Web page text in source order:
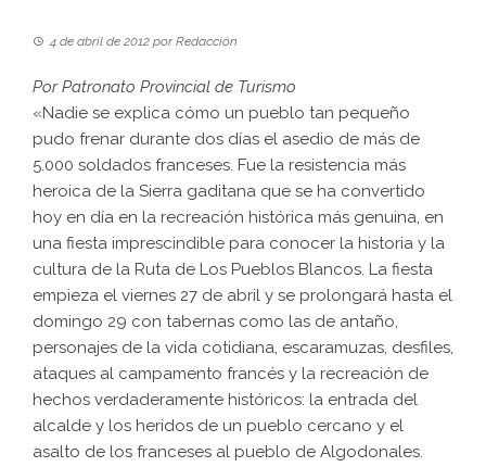
4 de abril de 2012 porRedacción
Por Patronato Provincial de Turismo
«Nadie se explica cómo un pueblo tan pequeño
pudo frenar durante dos días el asedio de más de
5.000 soldados franceses. Fue la resistencia más
heroica de la Sierra gaditana que se ha convertido
hoy en día en la recreación histórica más genuina, en
una fiesta imprescindible para conocer la historia y la
cultura de la Ruta de Los Pueblos Blancos. La fiesta
empieza el viernes 27 de abril y se prolongará hasta el
domingo 29 con tabernas como las de antaño,
personajes de la vida cotidiana, escaramuzas, desfiles,
ataques al campamento francés y la recreación de
hechos verdaderamente históricos: la entrada del
alcalde y los heridos de un pueblo cercano y el
asalto de los franceses al pueblo de Algodonales.